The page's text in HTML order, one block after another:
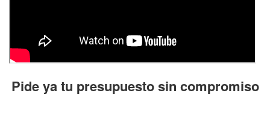
Pide ya tu presupuesto sin compromiso